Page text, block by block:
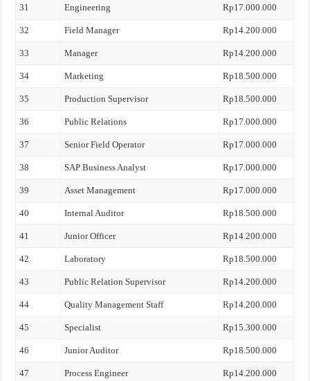
31 Engineering Rp17.000.000
32 Field Manager Rp14.200.000
33 Manager Rp14.200.000
34 Marketing Rp18.500.000
35 Production Supervisor Rp18.500.000
36 Public Relations Rp17.000.000
37 Senior Field Operator Rp17.000.000
38 SAP Business Analyst Rp17.000.000
39 Asset Management Rp17.000.000
40 Internal Auditor Rp18.500.000
41 Junior Officer Rp14.200.000
42 Laboratory Rp18.500.000
43 Public Relation Supervisor Rp14.200.000
44 Quality Management Staff Rp14.200.000
45 Specialist Rp15.300.000
46 Junior Auditor Rp18.500.000
47 Process Engineer Rp14.200.000